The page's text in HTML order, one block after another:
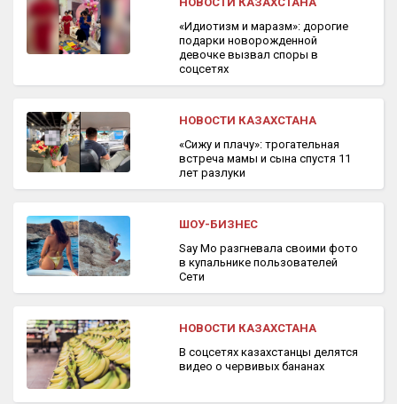
«Идиотизм и маразм»: дорогие
подарки новорожденной
девочке вызвал споры в
соцсетях
НОВОСТИ КАЗАХСТАНА
«Сижу и плачу»: трогательная
встреча мамы и сына спустя 11
лет разлуки
ШОУ-БИЗНЕС
Say Mo разгневала своими фото
в купальнике пользователей
Сети
НОВОСТИ КАЗАХСТАНА
В соцсетях казахстанцы делятся
видео о червивых бананах